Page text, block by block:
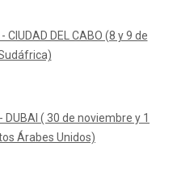
CIUDAD DEL CABO (8 y 9 de
DUBAI ( 30 de noviembre y 1
Árabes Unidos)